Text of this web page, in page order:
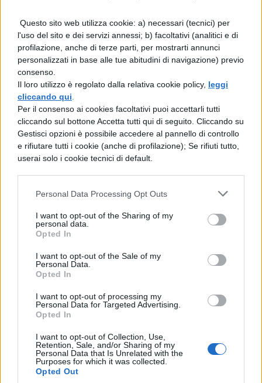
Questo sito web utilizza cookie: a) necessari (tecnici) per
l'uso del sito e dei servizi annessi; b) facoltativi (analitici e di
profilazione, anche di terze parti, per mostrarti annunci
personalizzati in base alle tue abitudini di navigazione) previo
consenso.
Il loro utilizzo è regolato dalla relativa cookie policy, leggi
cliccando qui
Per il consenso ai cookies facoltativi puoi accettarli tutti
cliccando sul bottone Accetta tutti qui di seguito. Cliccando su
Gestisci opzioni è possibile accedere al pannello di controllo
e rifiutare tutti i cookie (anche di profilazione); Se rifiuti tutto,
userai solo i cookie tecnici di default.
Personal Data Processing Opt Outs
I want to opt-out of the Sharing of my
personal data.
Opted In
I want to opt-out of the Sale of my
Personal Data.
Opted In
I want to opt-out of processing my
Personal Data for Targeted Advertising.
Opted In
I want to opt-out of Collection, Use,
Retention, Sale, and/or Sharing of my
Personal Data that Is Unrelated with the
Purposes for which it was collected.
Opted Out
visualizzazioni, mentre influencer e
celebrità amplificano il messaggio
indossando il capo cult.
democratizzato il trend: da Gwyneth
Paltrow a Jeanne Damas, passando per
l’iconica Cindy Crawford, tutte abbracciano
questo simbolo di eleganza minimalista. Il
risultato è una contaminazione reciproca
la semplicità diventa il nuovo lusso e la
maglietta bianca conquista definitivamente
lo status di must have universale dell’estate.
L’effetto contagioso: moda e
La maglietta bianca rappresenta un
fenomeno unico nel panorama
contemporaneo, dovemoda e
superstizione si intrecciano